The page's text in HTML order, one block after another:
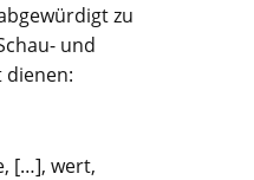
zu
und
dienen:
[…], wert,